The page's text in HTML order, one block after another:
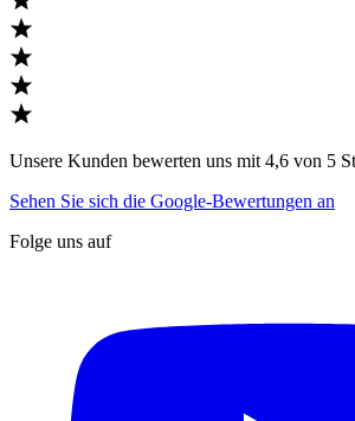
Unsere Kunden bewerten uns mit 4,6 von 5
Sehen Sie sich die Google-Bewertungen an
Folge uns auf